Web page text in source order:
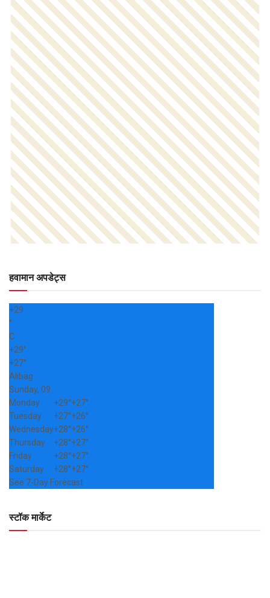
हवामान अपडेट्स
+29
°
C
+29°
+27°
Alibag
Sunday, 09
Monday
+29°+27°
Tuesday
+27°+26°
Wednesday+28°+26°
Thursday
+28°+27°
Friday
+28°+27°
Saturday
+28°+27°
See 7-Day Forecast
स्टॉक मार्केट